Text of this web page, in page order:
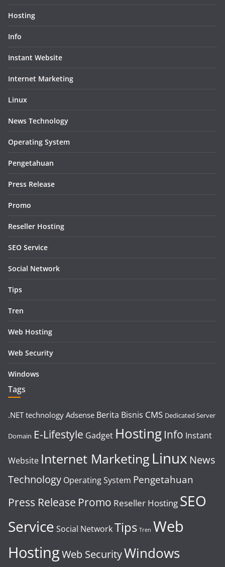
Hosting
Info
Instant Website
Internet Marketing
Linux
News Technology
Operating System
Pengetahuan
Press Release
Promo
Reseller Hosting
SEO Service
Social Network
Tips
Tren
Web Hosting
Web Security
Windows
Tags
.NET technology Adsense Berita Bisnis CMS Dedicated Server
Domain E-Lifestyle Gadget Hosting Info Instant
Website Internet Marketing Linux News
Technology Operating System Pengetahuan
Press Release Promo Reseller Hosting SEO
Service Social NetworkTips Tren Web
HostingWeb SecurityWindows